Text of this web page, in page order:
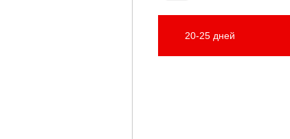
20-25 дней